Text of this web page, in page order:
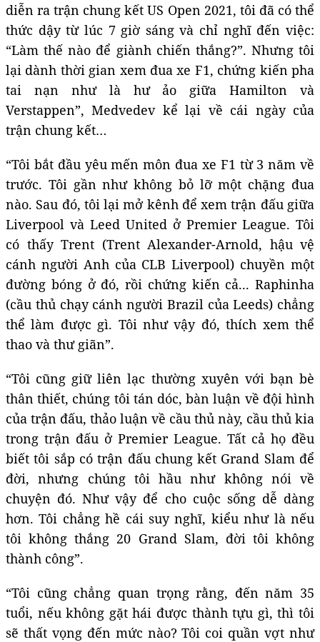
diễn ra trận chung kết US Open 2021, tôi đã có thể
thức dậy từ lúc 7 giờ sáng và chỉ nghĩ đến việc:
“Làm thế nào để giành chiến thắng?”. Nhưng tôi
lại dành thời gian xem đua xe F1, chứng kiến pha
tai nạn như là hư ảo giữa Hamilton và
Verstappen”, Medvedev kể lại về cái ngày của
trận chung kết…
“Tôi bắt đầu yêu mến môn đua xe F1 từ 3 năm về
trước. Tôi gần như không bỏ lỡ một chặng đua
nào. Sau đó, tôi lại mở kênh để xem trận đấu giữa
Liverpool và Leed United ở Premier League. Tôi
có thấy Trent (Trent Alexander-Arnold, hậu vệ
cánh người Anh của CLB Liverpool) chuyền một
đường bóng ở đó, rồi chứng kiến cả... Raphinha
(cầu thủ chạy cánh người Brazil của Leeds) chẳng
thể làm được gì. Tôi như vậy đó, thích xem thể
thao và thư giãn”.
“Tôi cũng giữ liên lạc thường xuyên với bạn bè
thân thiết, chúng tôi tán dóc, bàn luận về đội hình
của trận đấu, thảo luận về cầu thủ này, cầu thủ kia
trong trận đấu ở Premier League. Tất cả họ đều
biết tôi sắp có trận đấu chung kết Grand Slam để
đời, nhưng chúng tôi hầu như không nói về
chuyện đó. Như vậy để cho cuộc sống dễ dàng
hơn. Tôi chẳng hề cái suy nghĩ, kiểu như là nếu
tôi không thắng 20 Grand Slam, đời tôi không
thành công”.
“Tôi cũng chẳng quan trọng rằng, đến năm 35
tuổi, nếu không gặt hái được thành tựu gì, thì tôi
sẽ thất vọng đến mức nào? Tôi coi quần vợt như